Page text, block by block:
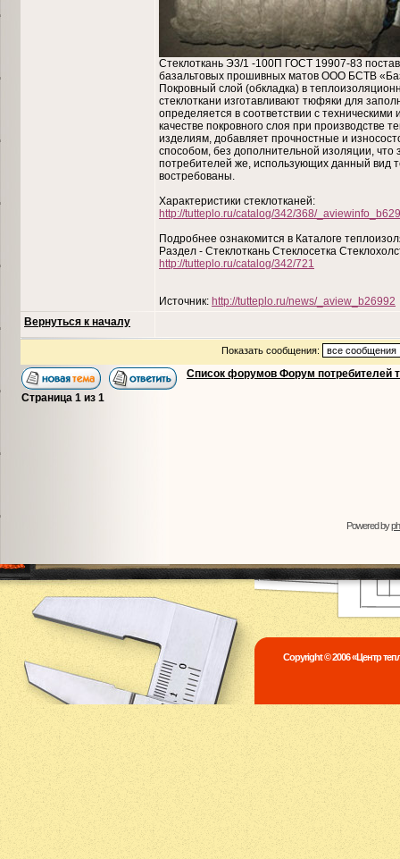
Стеклоткань Э3/1 -100П ГОСТ 19907-83
базальтовых прошивных матов ООО БСТВ
Покровный слой (обкладка) в
стеклоткани изготавливают тюфяки для
определяется в соответствии с
качестве покровного слоя при
изделиям, добавляет прочностные и
способом, без дополнительной изоляции,
потребителей же, использующих данный вид
востребованы.
Характеристики стеклотканей:
http://tutteplo.ru/catalog/342/368/
Подробнее ознакомится в Каталоге
Раздел - Стеклоткань Стеклосетка
http://tutteplo.ru/catalog/342/721
Источник: http://tutteplo.ru/news/_aview_b26992
Вернуться к началу
Показать сообщения:
Список форумов Форум потребителей
Страница 1 из 1
Powered by
Copyright © 2006 «Центр